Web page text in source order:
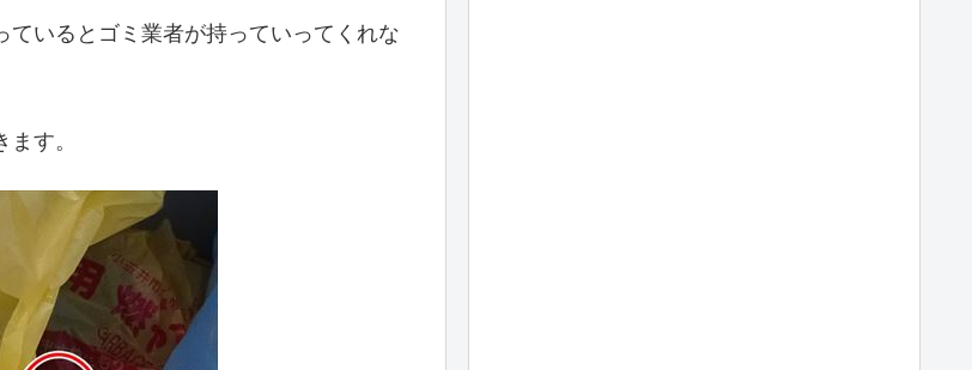
いるとゴミ業者が持っていってくれな
す。